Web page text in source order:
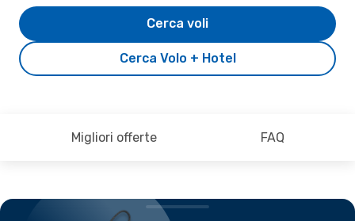
Cerca Volo + Hotel
Cerca voli
Migliori offerte FAQ